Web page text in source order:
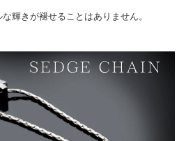
輝きが褪せることはありません。